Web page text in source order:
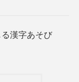
漢字あそび